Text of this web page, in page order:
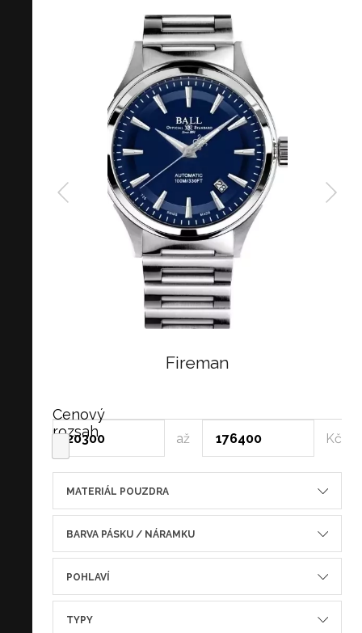
vlacích. Ve vlacích proto, protože se v roce 1891 srazily vlaky v
Kiptonu v Ohiu právě kvůli nepřesnosti časomír. Aby se toto již
nikdy nestalo, Ball sjednotil čas a všechny hodinky a hodiny ve
vlacích měly stejný čas. Normy Ball zpřísňoval stále více
natolik, že nakonec inspiroval i Švýcarský úřední zkušební
ústav. A tak vznikly první sériově vyráběné strojky označené
COSC s přesnými strojky s povolenou diferencí +6/-4 vteřiny
denně ve všech polohách za různých teplot v okolí.
Od roku založení 1891 má firma na svědomí vedle
certifikovaných strojků ještě další patenty, jako například
zamykatelný rotor u hodinek se samonátahem. Díky uzamčení
rotoru se hodinky stávají nárazuodolné, protože je-li rotor volný,
jakékoliv nárazy hodinek přenášející se na rotor a posléze na
ložisko rotoru ničí toto ložisko. Uzamčením rotoru se rotor
znehybní a nárazy rotoru ani ložisku rotoru nevadí. Další patent
má Ball v krytu vlásku setrvačky, díky němuž při nárazu
hodinek vlásek "nezaskočí" za zámeček regulační ručky.
Dnes má Ball ve svém sortimentu převážně hodinky s
automatickými strojky a vedle technické preciznosti hodinky
osazuje číselníky se svítícími ručkami a indexy, které svítí
Fireman
Cenový
rozsah
až Kč
MATERIÁL POUZDRA
BARVA PÁSKU / NÁRAMKU
POHLAVÍ
TYPY